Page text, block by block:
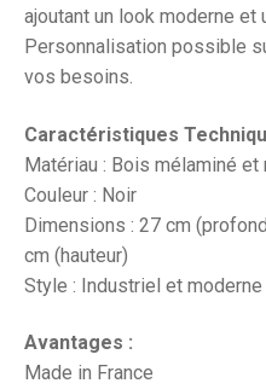
ajoutant un look moderne et
Personnalisation possible
vos besoins.
Caractéristiques
Matériau : Bois mélaminé et
Couleur : Noir
Dimensions : 27 cm
cm (hauteur)
Style : Industriel et moderne
Avantages :
Made in France